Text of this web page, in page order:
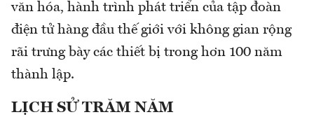
văn hóa, hành trình phát triển của tập đoàn
điện tử hàng đầu thế giới với không gian rộng
rãi trưng bày các thiết bị trong hơn 100 năm
thành lập.
LỊCH SỬ TRĂM NĂM